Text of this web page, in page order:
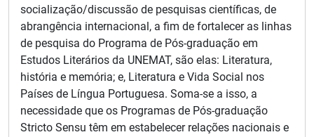
socialização/discussão de pesquisas científicas, de
abrangência internacional, a fim de fortalecer as linhas
de pesquisa do Programa de Pós-graduação em
Estudos Literários da UNEMAT, são elas: Literatura,
história e memória; e, Literatura e Vida Social nos
Países de Língua Portuguesa. Soma-se a isso, a
necessidade que os Programas de Pós-graduação
Stricto Sensu têm em estabelecer relações nacionais e